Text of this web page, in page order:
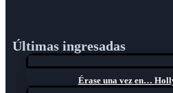
Últimas ingresadas
Érase una vez en…